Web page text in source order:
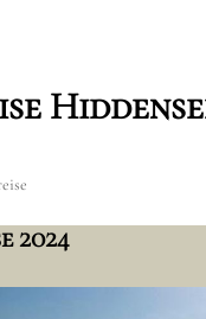
2024